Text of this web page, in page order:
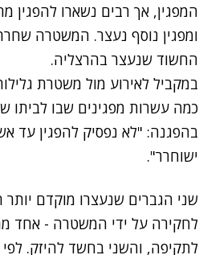
המפגין, אך רבים נשארו להפגין
ומפגין נוסף נעצר. המשטרה
החשוד שנעצר בהרצליה.
במקביל לאירוע מול משטרת
בהפגנה: "לא נפסיק להפגין עד
ישוחרר".
נסה שוב
שני הגברים שנעצרו מוקדם יותר
לחקירה על ידי המשטרה - אחד
לתקיפה, והשני בחשד להיזק.